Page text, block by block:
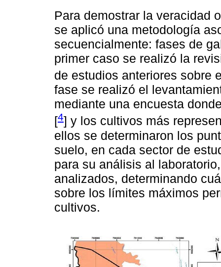
Para demostrar la veracidad
se aplicó una metodología
secuencialmente: fases de
primer caso se realizó la
de estudios anteriores sobre
fase se realizó el
mediante una encuesta
[4] y los cultivos más
ellos se determinaron los
suelo, en cada sector de
para su análisis al
analizados, determinando
sobre los límites máximos
cultivos.